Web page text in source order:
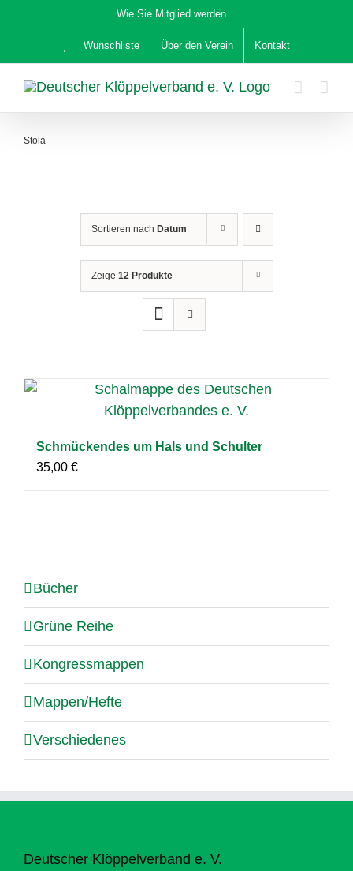
Inhalt
Wie Sie Mitglied werden…
Wunschliste Über den Verein Kontakt
Stola
Sortieren nach Datum
Zeige 12 Produkte
Schmückendes um Hals und Schulter
35,00 €
Bücher
Grüne Reihe
Kongressmappen
Mappen/Hefte
Verschiedenes
Deutscher Klöppelverband e. V.